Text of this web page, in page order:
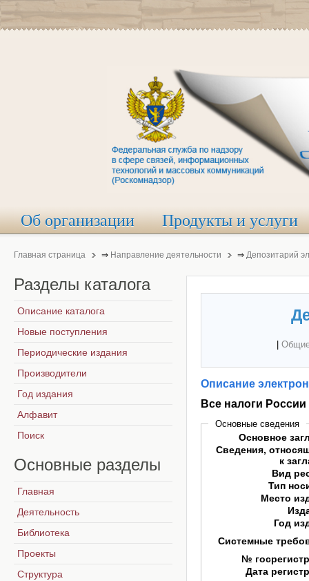
Об организации Продукты и услуги
Главная страница ⇒ Направление деятельности ⇒ Депозитарий
Описание
Все налоги России
Основные сведения
Основное
Сведения,
к
Вид
Тип
Место
Год
Системные
№
Дата
Разделы каталога
Описание каталога
Новые поступления
Периодические издания
Производители
Год издания
Алфавит
Поиск
Основные разделы
Главная
Деятельность
Библиотека
Проекты
Структура